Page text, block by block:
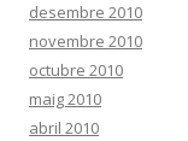
desembre 2010
novembre 2010
octubre 2010
maig 2010
abril 2010